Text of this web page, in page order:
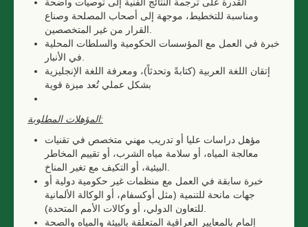
ومناسبة للتخطيط، موجهة إلى أصحاب المصلحة وصناع
خبرة في العمل مع المؤسسات الحكومية والسلطات المحلية
إتقان اللغة العربية (كتابةً وتحدثاً)، ومعرفة اللغة الإنجليزية
بشكل عملي تُعد ميزة قوية
المؤهلات المطلوبة:
مؤهل دراسات عليا أو تدريب مهني متخصص في تقنيات
معالجة المياه، أو سلامة مياه الشرب، أو تقييم المخاطر
خبرة سابقة في العمل مع منظمات غير حكومية دولية أو
جهات مانحة للتنمية (مثل أوكسفام، أو الوكالة الألمانية
إلمام بالمعايير العراقية المتعلقة بالبيئة والمياه والصحة